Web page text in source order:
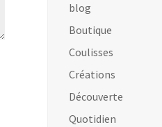
blog
Boutique
Coulisses
Créations
Découverte
Quotidien